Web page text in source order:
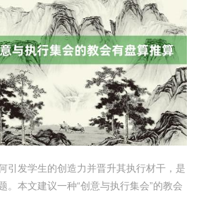
引发学生的创造力并晋升其执行材干，是
。本文建议一种“创意与执行集会”的教会